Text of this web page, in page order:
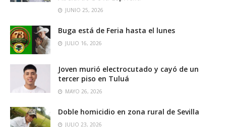
JUNIO 25, 2026
Buga está de Feria hasta el lunes
JULIO 16, 2026
Joven murió electrocutado y cayó de un
tercer piso en Tuluá
MAYO 26, 2026
Doble homicidio en zona rural de Sevilla
JULIO 23, 2026